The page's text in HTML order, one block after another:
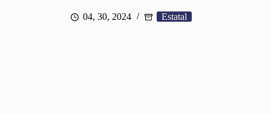
04, 30, 2024 Estatal